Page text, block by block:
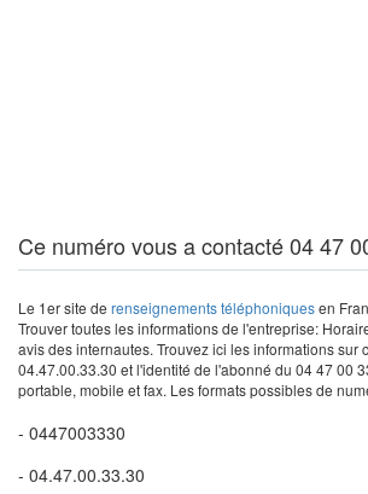
Ce numéro vous a contacté 04 47
Le 1er site de renseignements téléphoniquesen
Trouver toutes les informations de l'entreprise:
avis des internautes. Trouvez ici les informations sur
04.47.00.33.30 et l'identité de l'abonné du 04 47 00
portable, mobile et fax. Les formats possibles de
- 0447003330
- 04.47.00.33.30